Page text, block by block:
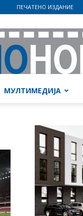
ПЕЧАТЕНО ИЗДАНИЕ
МУЛТИМЕДИЈА